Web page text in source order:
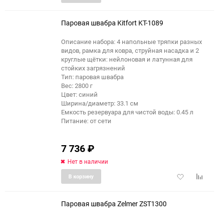
Паровая швабра Kitfort KT-1089
Описание набора: 4 напольные тряпки разных
видов, рамка для ковра, струйная насадка и 2
круглые щётки: нейлоновая и латунная для
стойких загрязнений
Тип: паровая швабра
Вес: 2800 г
Цвет: синий
Ширина/диаметр: 33.1 см
Емкость резервуара для чистой воды: 0.45 л
Питание: от сети
7 736₽
Нет в наличии
Добавить
В корзину
Паровая швабра Zelmer ZST1300